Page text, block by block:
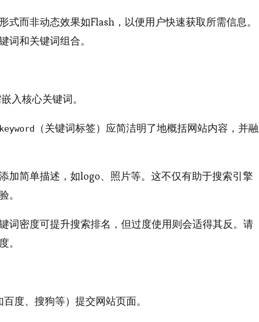
式而非动态效果如Flash，以便用户快速获取所需信息。
词和关键词组合。
入核心关键词。
keyword
（关键词标签）应简洁明了地概括网站内容，并融
加简单描述，如logo、照片等。这不仅有助于搜索引擎
。
词密度可提升搜索排名，但过度使用则会适得其反。请
。
度、搜狗等）提交网站页面。